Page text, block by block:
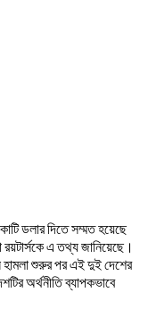
ডলার দিতে সম্মত হয়েছে
এ তথ্য জানিয়েছে।
হামলা শুরুর পর এই দুই দেশের
অর্থনীতি ব্যাপকভাবে